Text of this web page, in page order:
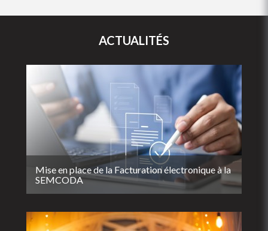
ACTUALITÉS
Mise en place de la Facturation électronique à la
SEMCODA